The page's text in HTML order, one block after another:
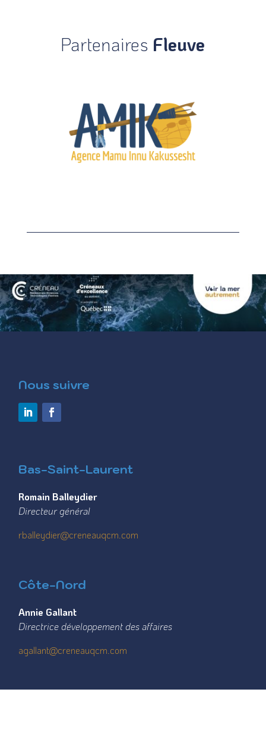
Partenaires Fleuve
Nous suivre
Bas-Saint-Laurent
Romain Balleydier
Directeur général
rballeydier@creneauqcm.com
Côte-Nord
Annie Gallant
Directrice développement des affaires
agallant@creneauqcm.com